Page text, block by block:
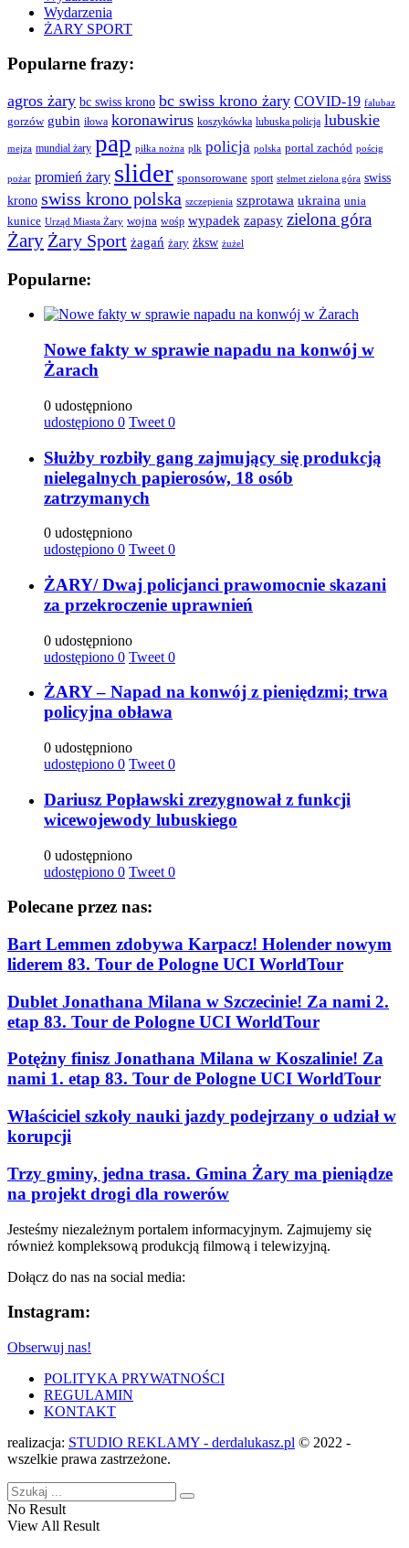
Wydarzenia
ŻARY SPORT
Popularne frazy:
agros żary bc swiss krono bc swiss krono żary COVID-19 falubaz
gorzów gubin iłowa koronawirus koszykówka lubuska policja lubuskie
mejza mundial żary pap piłka nożna plk policja polska portal zachód pościg
pożar promień żary slider sponsorowane sport stelmet zielona góra swiss
krono swiss krono polska szczepienia szprotawa ukraina unia
kunice Urząd Miasta Żary wojna wośp wypadek zapasy zielona góra
Żary Żary Sport żagań żary żksw żużel
Popularne:
Nowe fakty w sprawie napadu na konwój w
Żarach
0 udostępniono
udostępiono 0 Tweet 0
Służby rozbiły gang zajmujący się produkcją
nielegalnych papierosów, 18 osób
zatrzymanych
0 udostępniono
udostępiono 0 Tweet 0
ŻARY/ Dwaj policjanci prawomocnie skazani
za przekroczenie uprawnień
0 udostępniono
udostępiono 0 Tweet 0
ŻARY – Napad na konwój z pieniędzmi; trwa
policyjna obława
0 udostępniono
udostępiono 0 Tweet 0
Dariusz Popławski zrezygnował z funkcji
wicewojewody lubuskiego
0 udostępniono
udostępiono 0 Tweet 0
Polecane przez nas:
Bart Lemmen zdobywa Karpacz! Holender nowym
liderem 83. Tour de Pologne UCI WorldTour
Dublet Jonathana Milana w Szczecinie! Za nami 2.
etap 83. Tour de Pologne UCI WorldTour
Potężny finisz Jonathana Milana w Koszalinie! Za
nami 1. etap 83. Tour de Pologne UCI WorldTour
Właściciel szkoły nauki jazdy podejrzany o udział w
korupcji
Trzy gminy, jedna trasa. Gmina Żary ma pieniądze
na projekt drogi dla rowerów
Jesteśmy niezależnym portalem informacyjnym. Zajmujemy się
również kompleksową produkcją filmową i telewizyjną.
Dołącz do nas na social media:
Instagram:
Obserwuj nas!
POLITYKA PRYWATNOŚCI
REGULAMIN
KONTAKT
realizacja: STUDIO REKLAMY - derdalukasz.pl © 2022 -
wszelkie prawa zastrzeżone.
No Result
View All Result